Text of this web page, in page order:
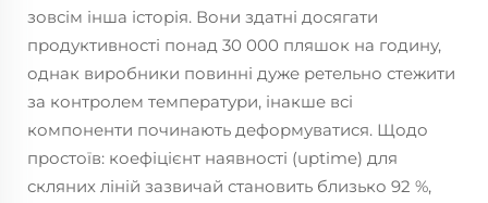
зовсім інша історія. Вони здатні досягати
продуктивності понад 30 000 пляшок на годину,
однак виробники повинні дуже ретельно стежити
за контролем температури, інакше всі
компоненти починають деформуватися. Щодо
простоїв: коефіцієнт наявності (uptime) для
скляних ліній зазвичай становить близько 92 %,